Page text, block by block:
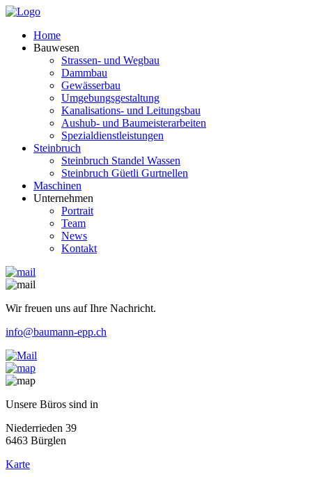
Home
Bauwesen
Strassen- und Wegbau
Dammbau
Gewässerbau
Umgebungsgestaltung
Kanalisations- und Leitungsbau
Aushub- und Baumeisterarbeiten
Spezialdienstleistungen
Steinbruch
Steinbruch Standel Wassen
Steinbruch Güetli Gurtnellen
Maschinen
Unternehmen
Portrait
Team
News
Kontakt
Wir freuen uns auf Ihre Nachricht.
info@baumann-epp.ch
Unsere Büros sind in
Niederrieden 39
6463 Bürglen
Karte